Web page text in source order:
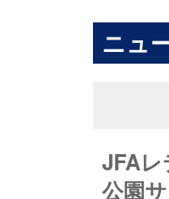
ニュ
JFA
公園